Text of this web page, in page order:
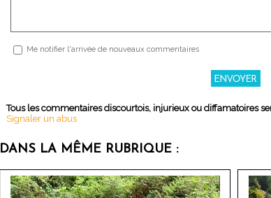
Me notifier l'arrivée de nouveaux commentaires
Tous les commentaires discourtois, injurieux ou diffamatoires
Signaler un abus
DANS LA MÊME RUBRIQUE :